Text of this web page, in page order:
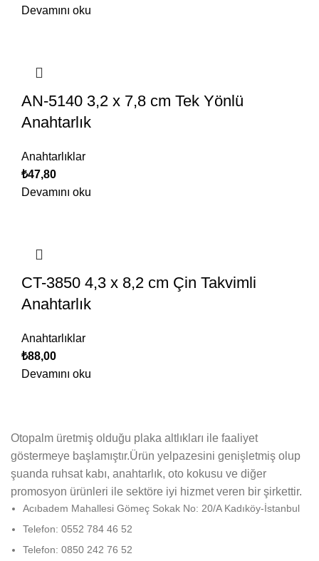
Devamını oku
AN-5140 3,2 x 7,8 cm Tek Yönlü
Anahtarlık
Anahtarlıklar
₺47,80
Devamını oku
CT-3850 4,3 x 8,2 cm Çin Takvimli
Anahtarlık
Anahtarlıklar
₺88,00
Devamını oku
Otopalm üretmiş olduğu plaka altlıkları ile faaliyet
göstermeye başlamıştır.Ürün yelpazesini genişletmiş olup
şuanda ruhsat kabı, anahtarlık, oto kokusu ve diğer
promosyon ürünleri ile sektöre iyi hizmet veren bir şirkettir.
Acıbadem Mahallesi Gömeç Sokak No: 20/A Kadıköy-İstanbul
Telefon: 0552 784 46 52
Telefon: 0850 242 76 52